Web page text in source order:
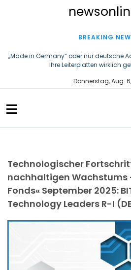
n
t
BREAKING
„Made in Germany“ oder nur deutsche
Ihre Leiterplatten wirklich
First Phosphate unterzeichnet
refundierende Zuwendungen in
Donnerstag, Aug.
Technologischer
nachhaltigen Wachstums
Fonds« September 2025:
Technology Leaders R-I